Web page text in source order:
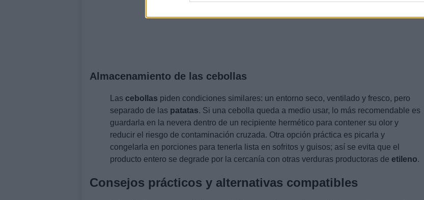
Almacenamiento de las cebollas
Las cebollas piden condiciones similares: un entorno seco, ventilado y fresco, pero
separado de las patatas. Si una cebolla queda a medio usar, lo más recomendable es
guardarla en la nevera dentro de un recipiente hermético para contener su olor y
reducir el riesgo de contaminación cruzada. Otra opción práctica es picarla y
congelarla en porciones para tenerla lista en sofritos y guisos; así se evita que el
producto entero se degrade por la cercanía con otras verduras productoras de etileno.
Consejos prácticos y alternativas compatibles